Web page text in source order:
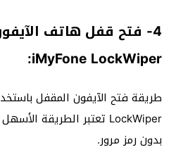
4- فتح قفل هاتف
iMyFone LockWiper:
بدون رمز مرور.